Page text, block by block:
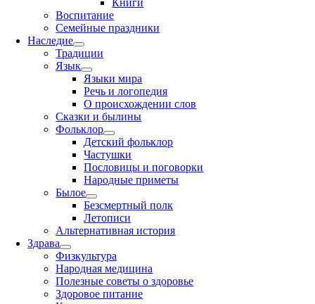
Книги
Воспитание
Семейные праздники
Наследие
Традиции
Язык
Языки мира
Речь и логопедия
О происхождении слов
Сказки и былины
Фольклор
Детский фольклор
Частушки
Пословицы и поговорки
Народные приметы
Былое
Безсмертный полк
Летописи
Альтернативная история
Здрава
Физкультура
Народная медицина
Полезные советы о здоровье
Здоровое питание